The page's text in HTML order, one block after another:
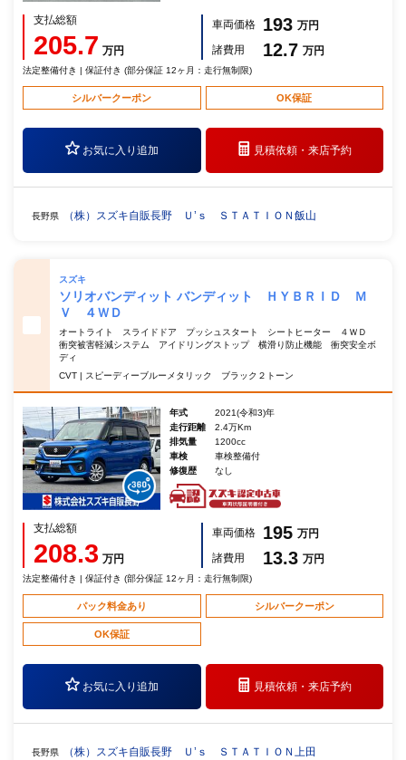
支払総額
205.7 万円
車両価格 193 万円
諸費用
12.7 万円
法定整備付き | 保証付き (部分保証 12ヶ月：走行無制限)
シルバークーポン OK保証
お気に入り追加 見積依頼・来店予約
長野県 （株）スズキ自販長野 Ｕ’ｓ ＳＴＡＴＩＯＮ飯山
スズキ
ソリオバンディット バンディット ＨＹＢＲＩＤ Ｍ
Ｖ ４ＷＤ
オートライト スライドドア プッシュスタート シートヒーター ４ＷＤ
衝突被害軽減システム アイドリングストップ 横滑り防止機能 衝突安全ボ
ディ
CVT | スピーディーブルーメタリック ブラック２トーン
年式
2021(令和3)年
走行距離
2.4万Km
排気量
1200cc
車検
車検整備付
修復歴
なし
支払総額
208.3 万円
車両価格 195 万円
諸費用
13.3 万円
法定整備付き | 保証付き (部分保証 12ヶ月：走行無制限)
パック料金あり シルバークーポン
OK保証
お気に入り追加 見積依頼・来店予約
長野県 （株）スズキ自販長野 Ｕ’ｓ ＳＴＡＴＩＯＮ上田